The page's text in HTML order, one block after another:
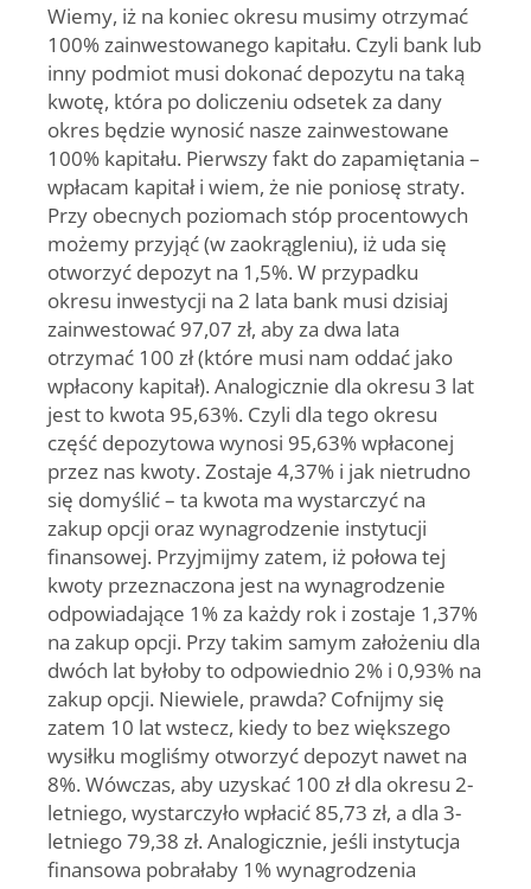
Wiemy, iż na koniec okresu musimy otrzymać
100% zainwestowanego kapitału. Czyli bank lub
inny podmiot musi dokonać depozytu na taką
kwotę, która po doliczeniu odsetek za dany
okres będzie wynosić nasze zainwestowane
100% kapitału. Pierwszy fakt do zapamiętania –
wpłacam kapitał i wiem, że nie poniosę straty.
Przy obecnych poziomach stóp procentowych
możemy przyjąć (w zaokrągleniu), iż uda się
otworzyć depozyt na 1,5%. W przypadku
okresu inwestycji na 2 lata bank musi dzisiaj
zainwestować 97,07 zł, aby za dwa lata
otrzymać 100 zł (które musi nam oddać jako
wpłacony kapitał). Analogicznie dla okresu 3 lat
jest to kwota 95,63%. Czyli dla tego okresu
część depozytowa wynosi 95,63% wpłaconej
przez nas kwoty. Zostaje 4,37% i jak nietrudno
się domyślić – ta kwota ma wystarczyć na
zakup opcji oraz wynagrodzenie instytucji
finansowej. Przyjmijmy zatem, iż połowa tej
kwoty przeznaczona jest na wynagrodzenie
odpowiadające 1% za każdy rok i zostaje 1,37%
na zakup opcji. Przy takim samym założeniu dla
dwóch lat byłoby to odpowiednio 2% i 0,93% na
zakup opcji. Niewiele, prawda? Cofnijmy się
zatem 10 lat wstecz, kiedy to bez większego
wysiłku mogliśmy otworzyć depozyt nawet na
8%. Wówczas, aby uzyskać 100 zł dla okresu 2-
letniego, wystarczyło wpłacić 85,73 zł, a dla 3-
letniego 79,38 zł. Analogicznie, jeśli instytucja
finansowa pobrałaby 1% wynagrodzenia